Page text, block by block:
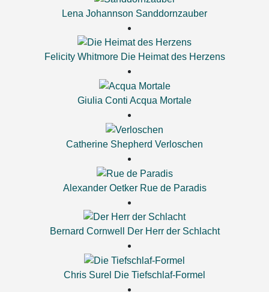
Lena Johannson Sanddornzauber
Felicity Whitmore Die Heimat des Herzens
Giulia Conti Acqua Mortale
Catherine Shepherd Verloschen
Alexander Oetker Rue de Paradis
Bernard Cornwell Der Herr der Schlacht
Chris Surel Die Tiefschlaf-Formel